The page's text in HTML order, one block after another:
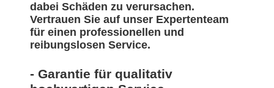
dabei Schäden zu verursachen.
Vertrauen Sie auf unser Expertenteam
für einen professionellen und
reibungslosen Service.
- Garantie für qualitativ